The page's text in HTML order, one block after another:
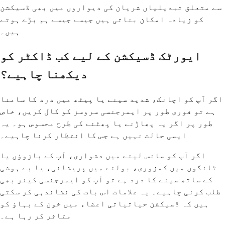
سے متعلق تبدیلیاں شریان کی دیواروں میں بھی ڈسیکشن
کو زیادہ امکان بناتی ہیں جیسے جیسے ہم بڑے ہوتے
ہیں۔
ایورٹک ڈسیکشن کے لیے کب ڈاکٹر کو
دیکھنا چاہیے؟
اگر آپ کو اچانک، شدید سینے یا پیٹھ میں درد کا سامنا
ہے تو فوری طور پر ایمرجنسی سروسز کو کال کریں، خاص
طور پر اگر یہ پھاڑنے یا پھٹنے کی طرح محسوس ہو۔ یہ
ایسی حالت نہیں ہے جس کا انتظار کرنا چاہیے۔
اگر آپ کو سانس لینے میں دشواری، آپ کے بازوؤں یا
ٹانگوں میں کمزوری، بولنے میں پریشانی، یا بے ہوشی
کے ساتھ سینے کا درد ہے تو آپ کو ایمرجنسی کیئر بھی
طلب کرنی چاہیے۔ یہ علامات اس بات کی نشاندہی کر سکتی
ہیں کہ ڈسیکشن حیاتیاتی اعضاء میں خون کے بہاؤ کو
متاثر کر رہا ہے۔